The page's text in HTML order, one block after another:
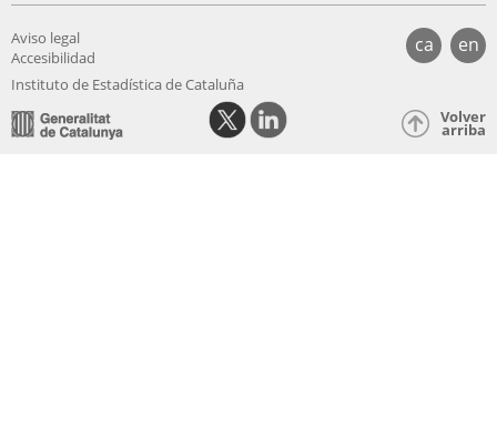
ca en
Aviso legal
Accesibilidad
Instituto de Estadística de Cataluña
Volver
arriba